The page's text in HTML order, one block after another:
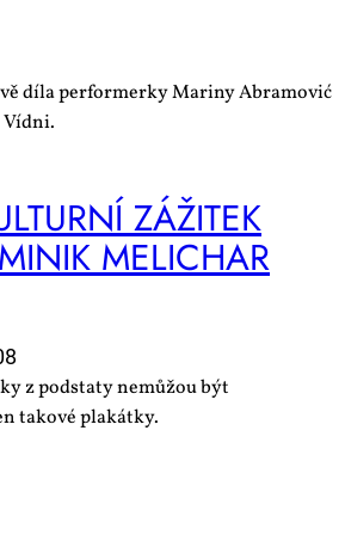
díla performerky Mariny Abramović
ZÁ­ŽI­TEK
ME­LI­CHAR
z podstaty nemůžou být
takové plakátky.